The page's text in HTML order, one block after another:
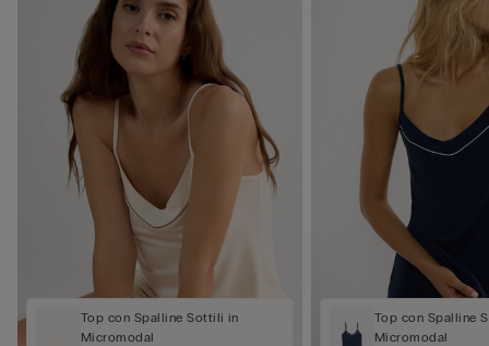
Top con Spalline Sottili in
Micromodal
Top con Spalline
Micromodal